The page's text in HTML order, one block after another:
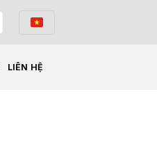
LIÊN HỆ